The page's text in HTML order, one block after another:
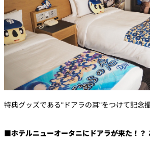
特典グッズである"ドアラの耳"をつけて記念撮
■ホテルニューオータニにドアラが来た！？